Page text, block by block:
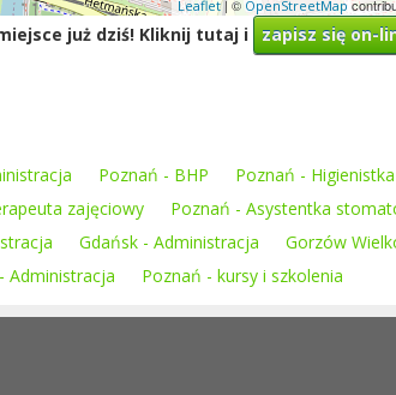
Leaflet| © OpenStreetMap
już dziś! Kliknij tutaj i zapisz się on-
Poznań - BHP
Poznań -
zajęciowy
Poznań - Asystentka
Gdańsk - Administracja
Gorzów
Administracja Poznań - kursy i szkolenia